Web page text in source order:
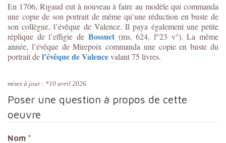
En 1706, Rigaud eut à nouveau à faire au modèle qui commanda
une copie de son portrait de même qu’une réduction en buste de
son collègue, l’évêque de Valence. Il paya également une petite
réplique de l’effigie de Bossuet(ms. 624, f°23 v°). La même
année, l’évêque de Mirepoix commanda une copie en buste du
portrait del’évêque de Valencevalant 75 livres.
mises à jour : *10 avril 2026
Poser une question à propos de cette
oeuvre
Nom *